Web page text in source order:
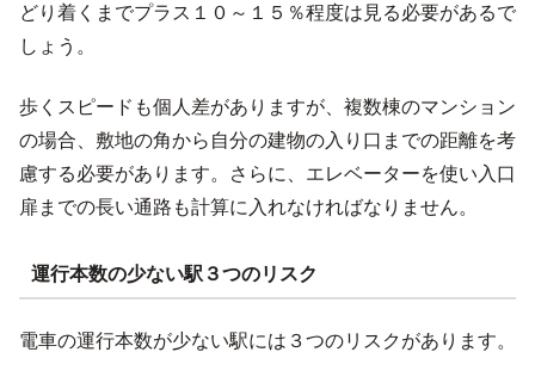
どり着くまでプラス１０～１５％程度は見る必要があるで
しょう。
歩くスピードも個人差がありますが、複数棟のマンション
の場合、敷地の角から自分の建物の入り口までの距離を考
慮する必要があります。さらに、エレベーターを使い入口
扉までの長い通路も計算に入れなければなりません。
運行本数の少ない駅３つのリスク
電車の運行本数が少ない駅には３つのリスクがあります。